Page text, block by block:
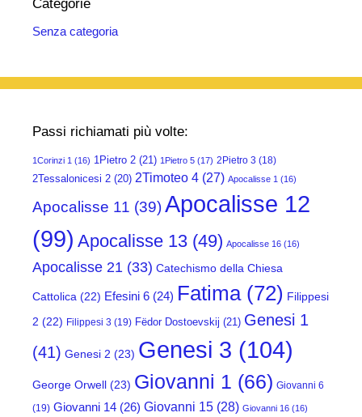
Categorie
Senza categoria
Passi richiamati più volte:
1Corinzi 1 (16) 1Pietro 2 (21) 1Pietro 5 (17) 2Pietro 3 (18)
2Tessalonicesi 2 (20) 2Timoteo 4 (27) Apocalisse 1 (16)
Apocalisse 11 (39)Apocalisse 12
(99) Apocalisse 13 (49) Apocalisse 16 (16)
Apocalisse 21 (33) Catechismo della Chiesa
Cattolica (22) Efesini 6 (24) Fatima(72) Filippesi
2 (22) Filippesi 3 (19) Fëdor Dostoevskij (21) Genesi 1
(41) Genesi 2 (23) Genesi 3 (104)
George Orwell (23) Giovanni 1 (66) Giovanni 6
(19) Giovanni 14 (26) Giovanni 15 (28) Giovanni 16 (16)